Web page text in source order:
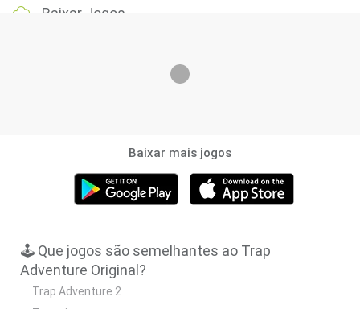
Baixar Jogos
Baixar mais jogos
🕹️ Que jogos são semelhantes ao Trap
Adventure Original?
Trap Adventure 2